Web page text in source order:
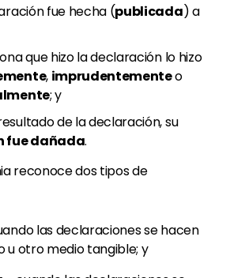
fue hecha (publicada) a
que hizo la declaración lo hizo
, imprudentementeo
; y
de la declaración, su
fue dañada.
reconoce dos tipos de
las declaraciones se hacen
u otro medio tangible; y